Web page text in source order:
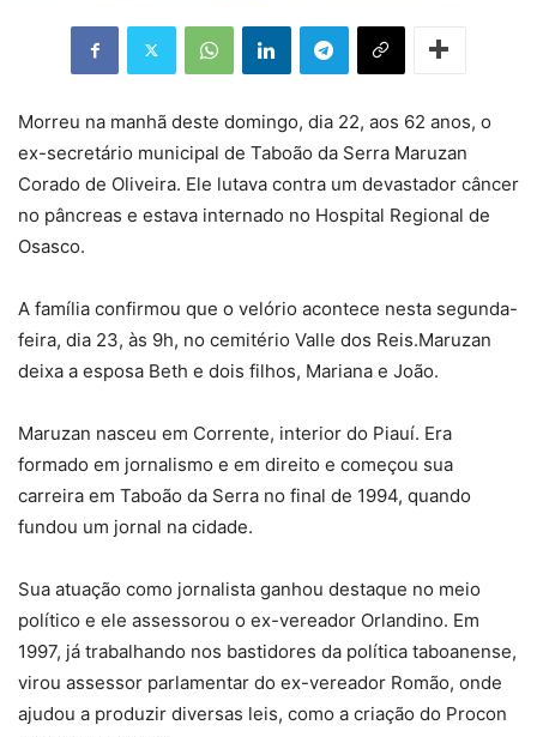
Morreu na manhã deste domingo, dia 22, aos 62 anos, o
ex-secretário municipal de Taboão da Serra Maruzan
Corado de Oliveira. Ele lutava contra um devastador câncer
no pâncreas e estava internado no Hospital Regional de
Osasco.
A família confirmou que o velório acontece nesta segunda-
feira, dia 23, às 9h, no cemitério Valle dos Reis.Maruzan
deixa a esposa Beth e dois filhos, Mariana e João.
Maruzan nasceu em Corrente, interior do Piauí. Era
formado em jornalismo e em direito e começou sua
carreira em Taboão da Serra no final de 1994, quando
fundou um jornal na cidade.
Sua atuação como jornalista ganhou destaque no meio
político e ele assessorou o ex-vereador Orlandino. Em
1997, já trabalhando nos bastidores da política taboanense,
virou assessor parlamentar do ex-vereador Romão, onde
ajudou a produzir diversas leis, como a criação do Procon